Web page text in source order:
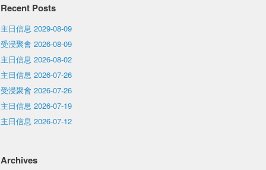
Recent Posts
主日信息 2029-08-09
受浸聚會 2026-08-09
主日信息 2026-08-02
主日信息 2026-07-26
受浸聚會 2026-07-26
主日信息 2026-07-19
主日信息 2026-07-12
Archives